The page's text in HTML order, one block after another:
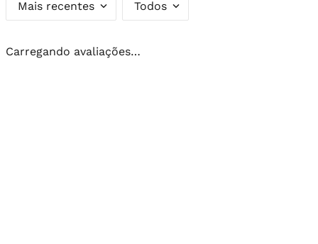
Mais recentes Todos
Carregando avaliações…